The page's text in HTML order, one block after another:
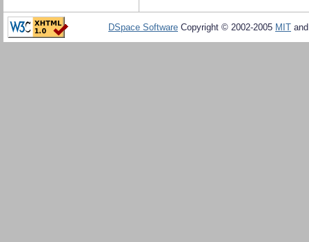
DSpace Software Copyright © 2002-2005 MIT